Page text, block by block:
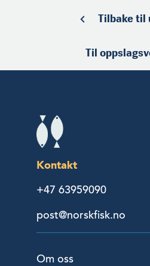
Tilbake til
Til
Kontakt
+47 63959090
post@norskfisk.no
Om oss